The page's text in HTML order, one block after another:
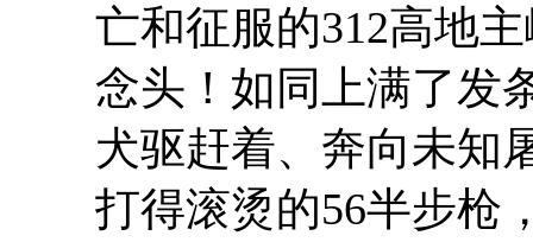
亡和征服的312高地
念头！如同上满了发
犬驱赶着、奔向未知
打得滚烫的56半步枪